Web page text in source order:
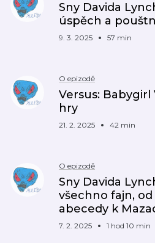
Sny Davida
úspěch a
9. 3. 2025 57 min
O epizodě
Versus: Babygirl
hry
21. 2. 2025 42 min
O epizodě
Sny Davida
všechno fajn,
abecedy k
7. 2. 2025 1 hod 10 min